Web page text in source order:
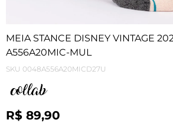
MEIA STANCE DISNEY VINTAGE
A556A20MIC-MUL
SKU 0048A556A20MICD27U
R$ 89,90